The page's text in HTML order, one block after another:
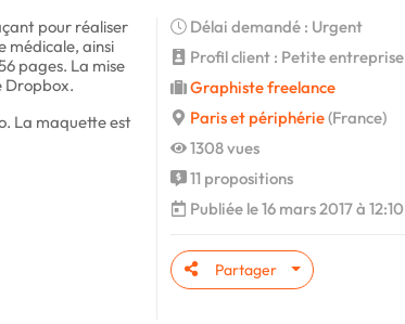
pour réaliser
médicale, ainsi
pages. La mise
Dropbox.
La maquette est
Délai demandé : Urgent
Profil client : Petite entreprise
Graphiste freelance
Paris et périphérie(France)
1308 vues
11 propositions
Publiée le 16 mars 2017 à 12:10
Partager